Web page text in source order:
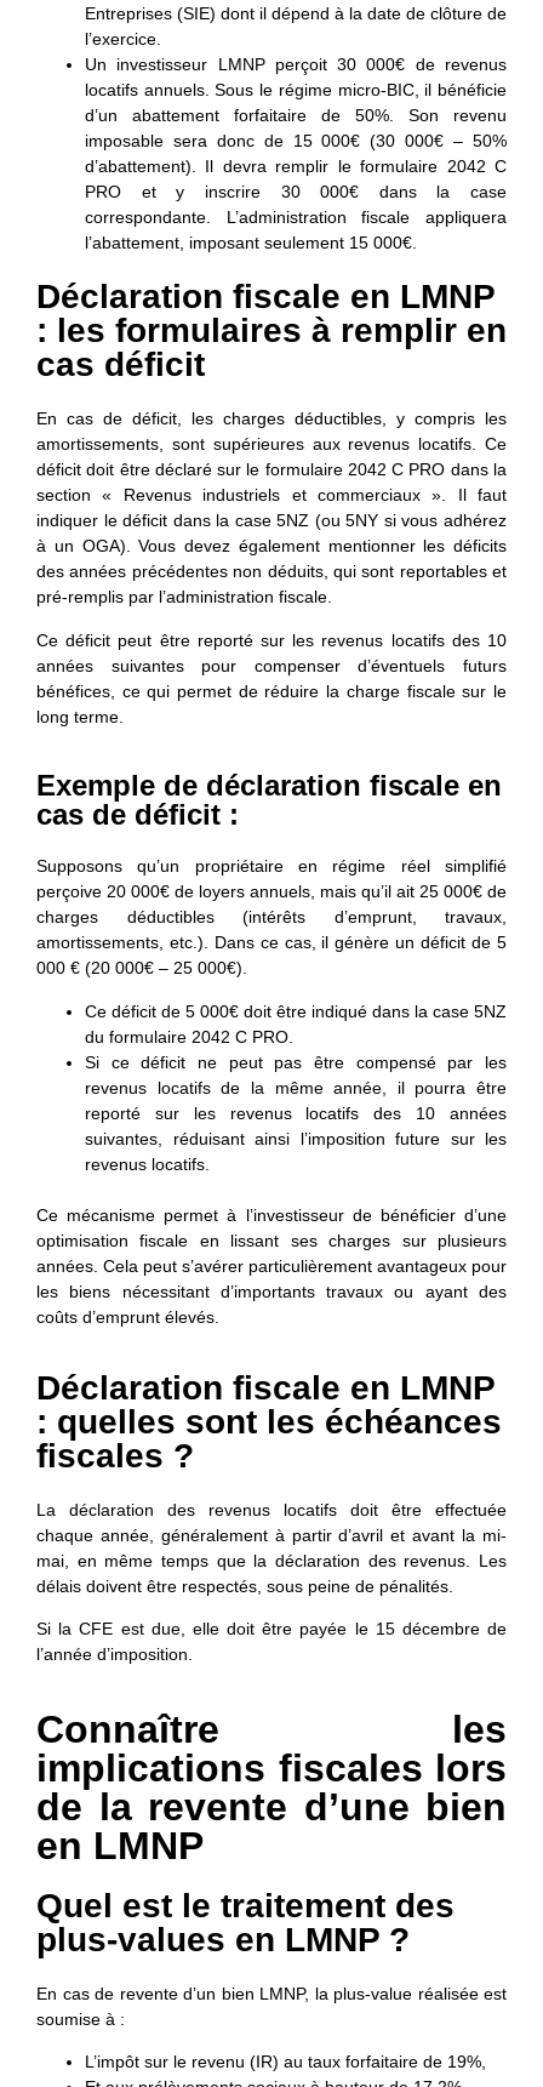
Entreprises (SIE) dont il dépend à la date de clôture de
l’exercice.
Un investisseur LMNP perçoit 30 000€ de revenus
locatifs annuels. Sous le régime micro-BIC, il bénéficie
d’un abattement forfaitaire de 50%. Son revenu
imposable sera donc de 15 000€ (30 000€ – 50%
d’abattement). Il devra remplir le formulaire 2042 C
PRO et y inscrire 30 000€ dans la case
correspondante. L’administration fiscale appliquera
l’abattement, imposant seulement 15 000€.
Déclaration fiscale en LMNP
: les formulaires à remplir en
cas déficit
En cas de déficit, les charges déductibles, y compris les
amortissements, sont supérieures aux revenus locatifs. Ce
déficit doit être déclaré sur le formulaire 2042 C PRO dans la
section « Revenus industriels et commerciaux ». Il faut
indiquer le déficit dans la case 5NZ (ou 5NY si vous adhérez
à un OGA). Vous devez également mentionner les déficits
des années précédentes non déduits, qui sont reportables et
pré-remplis par l’administration fiscale.
Ce déficit peut être reporté sur les revenus locatifs des 10
années suivantes pour compenser d’éventuels futurs
bénéfices, ce qui permet de réduire la charge fiscale sur le
long terme.
Exemple de déclaration fiscale en
cas de déficit :
Supposons qu’un propriétaire en régime réel simplifié
perçoive 20 000€ de loyers annuels, mais qu’il ait 25 000€ de
charges déductibles (intérêts d’emprunt, travaux,
amortissements, etc.). Dans ce cas, il génère un déficit de 5
000 € (20 000€ – 25 000€).
Ce déficit de 5 000€ doit être indiqué dans la case 5NZ
du formulaire 2042 C PRO.
Si ce déficit ne peut pas être compensé par les
revenus locatifs de la même année, il pourra être
reporté sur les revenus locatifs des 10 années
suivantes, réduisant ainsi l’imposition future sur les
revenus locatifs.
Ce mécanisme permet à l’investisseur de bénéficier d’une
optimisation fiscale en lissant ses charges sur plusieurs
années. Cela peut s’avérer particulièrement avantageux pour
les biens nécessitant d’importants travaux ou ayant des
coûts d’emprunt élevés.
Déclaration fiscale en LMNP
: quelles sont les échéances
fiscales ?
La déclaration des revenus locatifs doit être effectuée
chaque année, généralement à partir d’avril etavant la mi-
mai , en même temps que la déclaration des revenus. Les
délais doivent être respectés, sous peine de pénalités.
Si la CFE est due, elle doit être payée le 15 décembre de
l’année d’imposition.
Connaître les
implications fiscales lors
de la revente d’une bien
en LMNP
Quel est le traitement des
plus-values en LMNP ?
En cas de revente d’un bien LMNP, la plus-value réalisée est
soumise à :
L’impôt sur le revenu (IR) au taux forfaitaire de 19%,